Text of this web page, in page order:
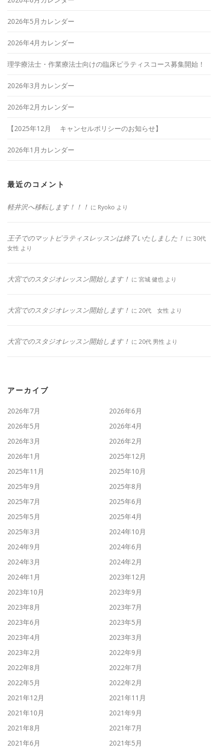
2026年5月カレンダー
2026年4月カレンダー
理学療法士・作業療法士向けの臨床ピラティスコース募集開始！
2026年3月カレンダー
2026年2月カレンダー
【2025年12月 キャンセルポリシーのお知らせ】
2026年1月カレンダー
最近のコメント
軽井沢へ移転します！！！ に Ryoko より
王子でのマットピラティスレッスンは終了いたしました！ に 30代
女性 より
大宮でのスタジオレッスン開始します！ に 宮城 健也 より
大宮でのスタジオレッスン開始します！ に 20代 女性 より
大宮でのスタジオレッスン開始します！ に 20代 男性 より
アーカイブ
2026年7月
2026年6月
2026年5月
2026年4月
2026年3月
2026年2月
2026年1月
2025年12月
2025年11月
2025年10月
2025年9月
2025年8月
2025年7月
2025年6月
2025年5月
2025年4月
2025年3月
2024年10月
2024年9月
2024年6月
2024年3月
2024年2月
2024年1月
2023年12月
2023年10月
2023年9月
2023年8月
2023年7月
2023年6月
2023年5月
2023年4月
2023年3月
2023年2月
2022年9月
2022年8月
2022年7月
2022年5月
2022年2月
2021年12月
2021年11月
2021年10月
2021年9月
2021年8月
2021年7月
2021年6月
2021年5月